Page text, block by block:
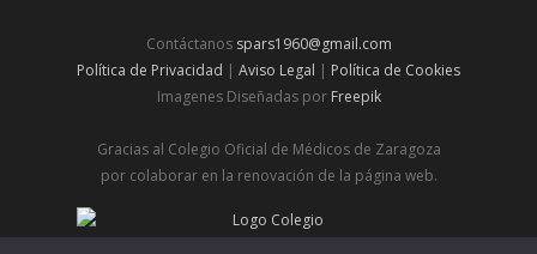
Contáctanos spars1960@gmail.com
Política de Privacidad | Aviso Legal | Política de Cookies
Imagenes Diseñadas por Freepik
Gracias al Colegio Oficial de Médicos de Zaragoza
por colaborar en la renovación de la página web.